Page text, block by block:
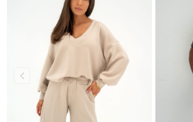
Mosquito zamieszcza wyłącznie
Klientów. Po moderacji publikujemy
negatywne opinie. Więcej informacji
Regulaminie.